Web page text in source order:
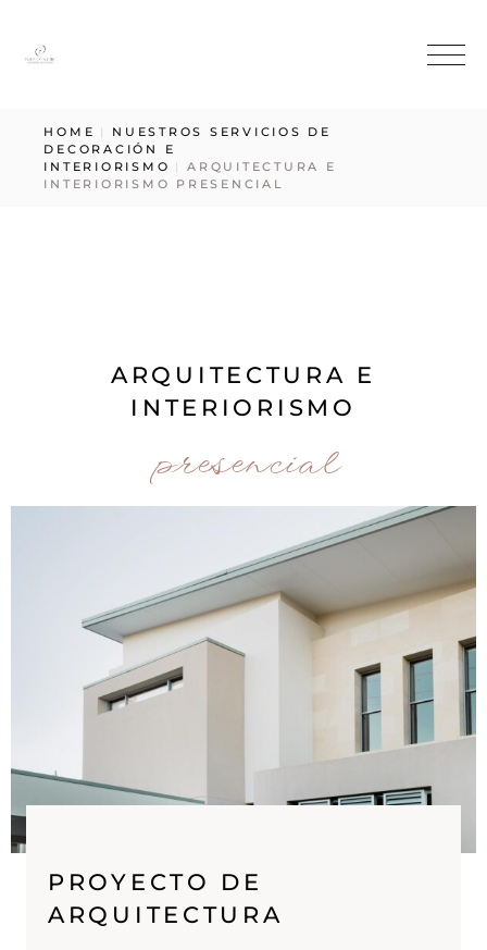
HOME
NUESTROS SERVICIOS DE
DECORACIÓN E
INTERIORISMO
ARQUITECTURA E
INTERIORISMO PRESENCIAL
ARQUITECTURA E
INTERIORISMO
presencial
PROYECTO DE
ARQUITECTURA